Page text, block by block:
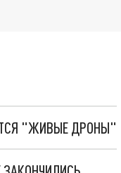
"ЖИВЫЕ ДРОНЫ"